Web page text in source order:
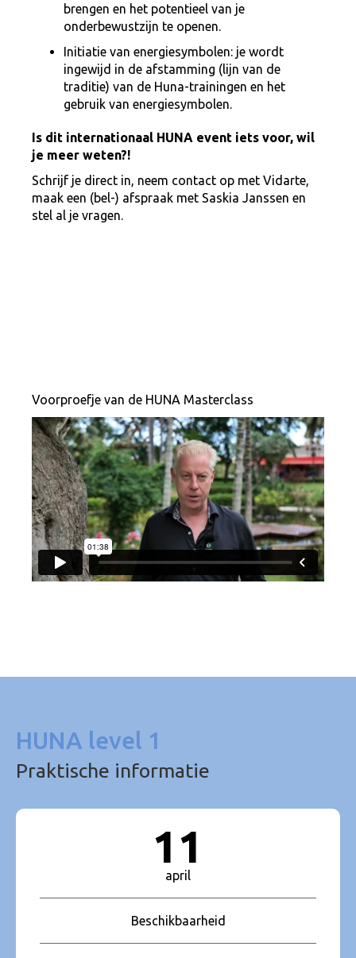
brengen en het potentieel van je
onderbewustzijn te openen.
Initiatie van energiesymbolen: je wordt
ingewijd in de afstamming (lijn van de
traditie) van de Huna-trainingen en het
gebruik van energiesymbolen.
Is dit internationaal HUNA event iets voor, wil
je meer weten?!
Schrijf je direct in, neem contact op met Vidarte,
maak een (bel-) afspraak met Saskia Janssen en
stel al je vragen.
Voorproefje van de HUNA Masterclass
HUNA level 1
Praktische informatie
11
april
Beschikbaarheid